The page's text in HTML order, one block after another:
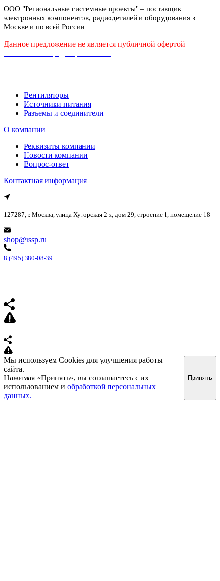
ООО "Региональные системные проекты" – поставщик
электронных компонентов, радиодеталей и оборудования в
Москве и по всей России
Данное предложение не является публичной офертой
Вентиляторы
Источники питания
Разъемы и соединители
О компании
Реквизиты компании
Новости компании
Вопрос-ответ
Контактная информация
127287, г. Москва, улица Хуторская 2-я, дом 29, строение 1, помещение 18
shop@rssp.ru
8 (495) 380-08-39
Мы используем Cookies для улучшения работы
сайта.
Нажимая «Принять», вы соглашаетесь с их
использованием и обработкой персональных
данных.
Принять